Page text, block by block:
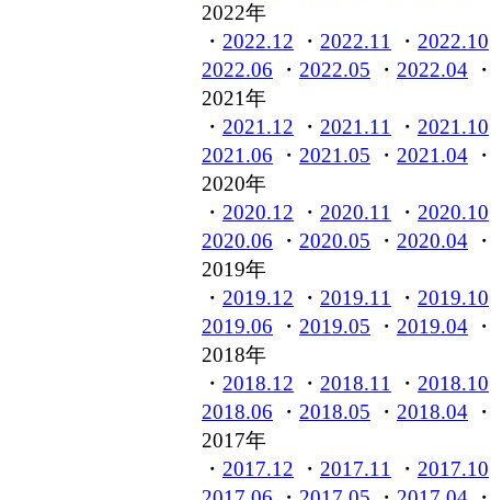
2022年
・ 2022.12 ・ 2022.11 ・ 2022.10
2022.06 ・ 2022.05 ・ 2022.04
2021年
・ 2021.12 ・ 2021.11 ・ 2021.10
2021.06 ・ 2021.05 ・ 2021.04
2020年
・ 2020.12 ・ 2020.11 ・ 2020.10
2020.06 ・ 2020.05 ・ 2020.04
2019年
・ 2019.12 ・ 2019.11 ・ 2019.10
2019.06 ・ 2019.05 ・ 2019.04
2018年
・ 2018.12 ・ 2018.11 ・ 2018.10
2018.06 ・ 2018.05 ・ 2018.04
2017年
・ 2017.12 ・ 2017.11 ・ 2017.10